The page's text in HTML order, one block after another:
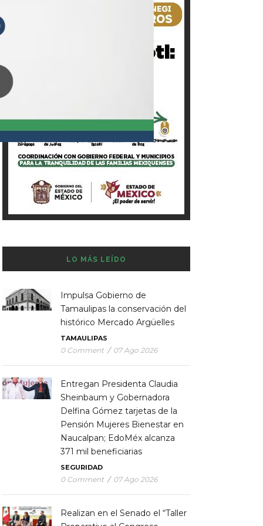
LO MÁS LEÍDO
Impulsa Gobierno de
Tamaulipas la conservación del
histórico Mercado Argüelles
TAMAULIPAS
0 Comment / 07 Ago 2026
Entregan Presidenta Claudia
Sheinbaum y Gobernadora
Delfina Gómez tarjetas de la
Pensión Mujeres Bienestar en
Naucalpan; EdoMéx alcanza
371 mil beneficiarias
SEGURIDAD
0 Comment / 07 Ago 2026
Realizan en el Senado el “Taller